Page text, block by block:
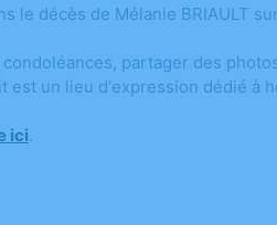
le décès de Mélanie BRIAULT
partager des
un lieu d'expression dédié à
ici.